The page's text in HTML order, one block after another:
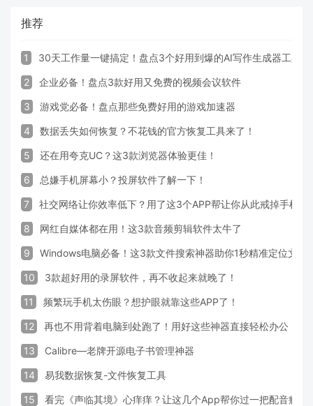
推荐
1 30天工作量一键搞定！盘点3个好用到爆的AI写作生成器工具
2 企业必备！盘点3款好用又免费的视频会议软件
3 游戏党必备！盘点那些免费好用的游戏加速器
4 数据丢失如何恢复？不花钱的官方恢复工具来了！
5 还在用夸克UC？这3款浏览器体验更佳！
6 总嫌手机屏幕小？投屏软件了解一下！
7 社交网络让你效率低下？用了这3个APP帮让你从此戒掉手机！
8 网红自媒体都在用！这3款音频剪辑软件太牛了
9 Windows电脑必备！这3款文件搜索神器助你1秒精准定位文件
10 3款超好用的录屏软件，再不收起来就晚了！
11 频繁玩手机太伤眼？想护眼就靠这些APP了！
12 再也不用背着电脑到处跑了！用好这些神器直接轻松办公
13 Calibre—老牌开源电子书管理神器
14 易我数据恢复-文件恢复工具
15 看完《声临其境》心痒痒？让这几个App帮你过一把配音瘾